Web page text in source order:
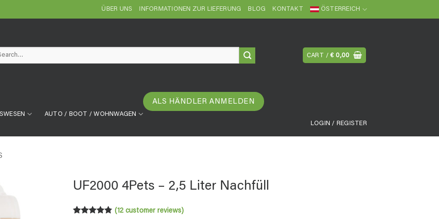
ÜBER UNS INFORMATIONEN ZUR LIEFERUNG BLOG KONTAKT ÖSTERREICH
CART /€ 0,00
AUTO / BOOT / WOHNWAGEN
ALS HÄNDLER ANMELDEN
LOGIN / REGISTER
UF2000 4Pets – 2,5 Liter Nachfüll
(12customer reviews)